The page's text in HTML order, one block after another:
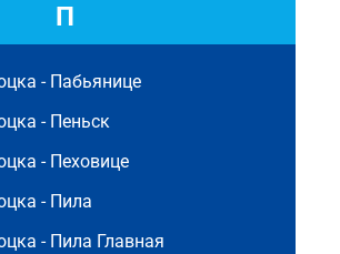
П
- Пабьянице
- Пеньск
- Пеховице
- Пила
- Пила Главная